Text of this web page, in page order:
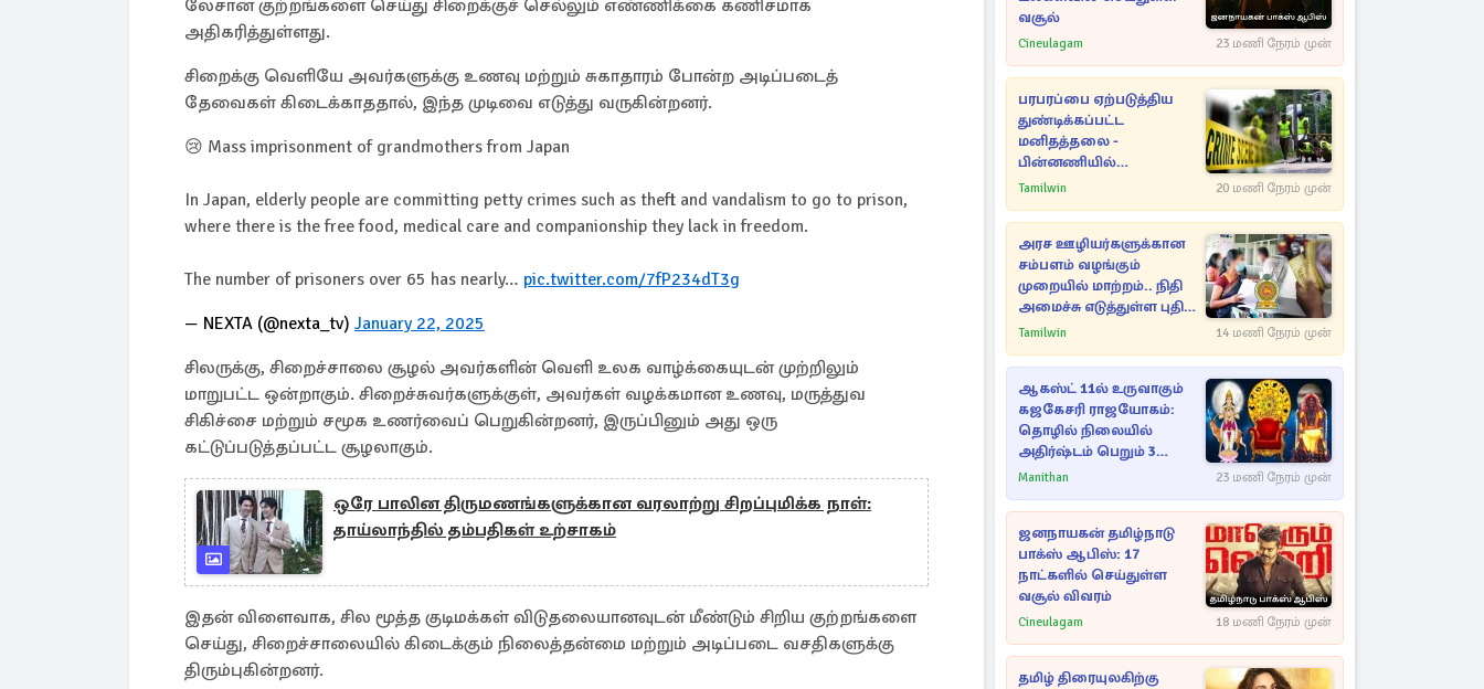
லேசான குற்றங்களை செய்து சிறைக்குச் செல்லும் எண்ணிக்கை கணிசமாக
அதிகரித்துள்ளது.
சிறைக்கு வெளியே அவர்களுக்கு உணவு மற்றும் சுகாதாரம் போன்ற அடிப்படைத்
தேவைகள் கிடைக்காததால், இந்த முடிவை எடுத்து வருகின்றனர்.
😢 Mass imprisonment of grandmothers from Japan
In Japan, elderly people are committing petty crimes such as theft and vandalism to go to prison,
where there is the free food, medical care and companionship they lack in freedom.
The number of prisoners over 65 has nearly… pic.twitter.com/7fP234dT3g
— NEXTA (@nexta_tv) January 22, 2025
சிலருக்கு, சிறைச்சாலை சூழல் அவர்களின் வெளி உலக வாழ்க்கையுடன் முற்றிலும்
மாறுபட்ட ஒன்றாகும். சிறைச்சுவர்களுக்குள், அவர்கள் வழக்கமான உணவு, மருத்துவ
சிகிச்சை மற்றும் சமூக உணர்வைப் பெறுகின்றனர், இருப்பினும் அது ஒரு
கட்டுப்படுத்தப்பட்ட சூழலாகும்.
ஒரே பாலின திருமணங்களுக்கான வரலாற்று சிறப்புமிக்க நாள்:
தாய்லாந்தில் தம்பதிகள் உற்சாகம்
இதன் விளைவாக, சில மூத்த குடிமக்கள் விடுதலையானவுடன் மீண்டும் சிறிய குற்றங்களை
செய்து, சிறைச்சாலையில் கிடைக்கும் நிலைத்தன்மை மற்றும் அடிப்படை வசதிகளுக்கு
திரும்புகின்றனர்.
வசூல்
Cineulagam 23 மணி நேரம் முன்
பரபரப்பை ஏற்படுத்திய
துண்டிக்கப்பட்ட
மனிதத்தலை -
பின்னணியில்
மறைந்துள்ள மர்மம்
Tamilwin 20 மணி நேரம் முன்
அரச ஊழியர்களுக்கான
சம்பளம் வழங்கும்
முறையில் மாற்றம்.. நிதி
அமைச்சு எடுத்துள்ள புதிய
நடவடிக்கை
Tamilwin 14 மணி நேரம் முன்
ஆகஸ்ட் 11ல் உருவாகும்
கஜகேசரி ராஜயோகம்:
தொழில் நிலையில்
அதிர்ஷ்டம் பெறும் 3
ராசிகள்!
Manithan 23 மணி நேரம் முன்
ஜனநாயகன் தமிழ்நாடு
பாக்ஸ் ஆபிஸ்: 17
நாட்களில் செய்துள்ள
வசூல் விவரம்
Cineulagam 18 மணி நேரம் முன்
தமிழ் திரையுலகிற்கு